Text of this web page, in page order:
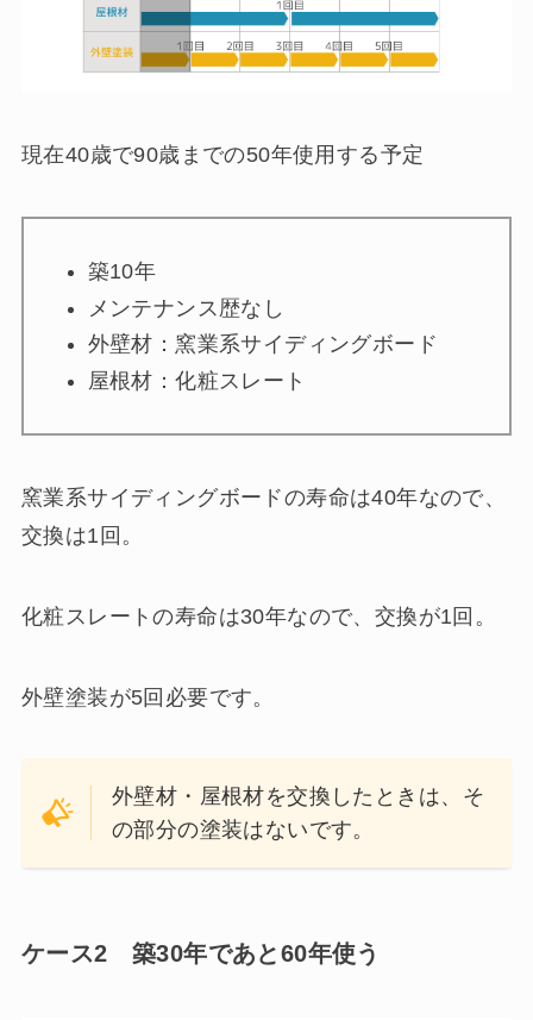
現在40歳で90歳までの50年使用する予定
築10年
メンテナンス歴なし
外壁材：窯業系サイディングボード
屋根材：化粧スレート
窯業系サイディングボードの寿命は40年なので、
交換は1回。
化粧スレートの寿命は30年なので、交換が1回。
外壁塗装が5回必要です。
外壁材・屋根材を交換したときは、そ
の部分の塗装はないです。
ケース2 築30年であと60年使う